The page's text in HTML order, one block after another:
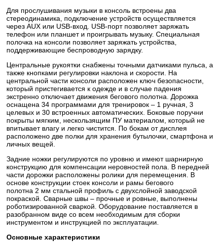
Для прослушивания музыки в консоль встроены два
стереодинамика, подключение устройств осуществляется
через AUX или USB-вход. USB-порт позволяет заряжать
телефон или планшет и проигрывать музыку. Специальная
полочка на консоли позволяет заряжать устройства,
поддерживающие беспроводную зарядку.
Центральные рукоятки снабжены точными датчиками пульса, а
также кнопками регулировки наклона и скорости. На
центральной части консоли расположен ключ безопасности,
который пристегивается к одежде и в случае падения
экстренно отключает движения бегового полотна. Дорожка
оснащена 34 программами для тренировок – 1 ручная, 3
целевых и 30 встроенных автоматических. Боковые поручни
покрыты мягким, нескользящим ПУ материалом, который не
впитывает влагу и легко чистится. По бокам от дисплея
расположено две полки для хранения бутылочки, смартфона и
личных вещей.
Задние ножки регулируются по уровню и имеют шарнирную
конструкцию для компенсации неровностей пола. В передней
части дорожки расположены ролики для перемещения. В
основе конструкции стоек консоли и рамы бегового
полотна 2 мм стальной профиль с двухслойной заводской
покраской. Сварные швы – прочные и ровные, выполнены
роботизированной сваркой. Оборудование поставляется в
разобранном виде со всем необходимым для сборки
инструментом и инструкцией по эксплуатации.
Основные характеристики